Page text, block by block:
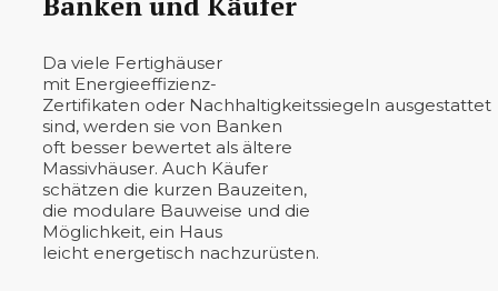
Da viele Fertighäuser
mit Energieeffizienz-
Zertifikaten oder Nachhaltigkeitssiegeln ausgestattet
sind, werden sie von Banken
oft besser bewertet als ältere
Massivhäuser. Auch Käufer
schätzen die kurzen Bauzeiten,
die modulare Bauweise und die
Möglichkeit, ein Haus
leicht energetisch nachzurüsten.